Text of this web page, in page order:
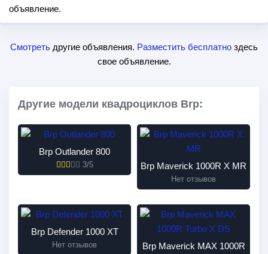
объявление.
Смотреть другие объявления. Разместить бесплатно здесь
свое объявление.
Другие модели квадроциклов Brp:
Brp Outlander 800
3/5 Brp Maverick 1000R X MR
Нет отзывов
Brp Defender 1000 XT
Нет отзывов
Brp Maverick MAX 1000R